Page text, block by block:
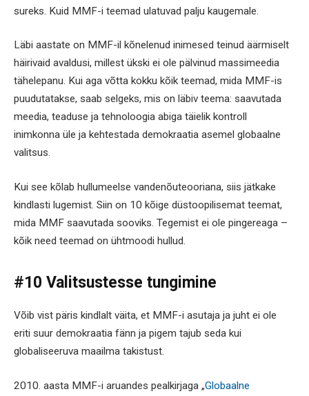
sureks. Kuid MMF-i teemad ulatuvad palju kaugemale.
Läbi aastate on MMF-il kõnelenud inimesed teinud äärmiselt
häirivaid avaldusi, millest ükski ei ole pälvinud massimeedia
tähelepanu. Kui aga võtta kokku kõik teemad, mida MMF-is
puudutatakse, saab selgeks, mis on läbiv teema: saavutada
meedia, teaduse ja tehnoloogia abiga täielik kontroll
inimkonna üle ja kehtestada demokraatia asemel globaalne
valitsus.
Kui see kõlab hullumeelse vandenõuteooriana, siis jätkake
kindlasti lugemist. Siin on 10 kõige düstoopilisemat teemat,
mida MMF saavutada sooviks. Tegemist ei ole pingereaga –
kõik need teemad on ühtmoodi hullud.
#10 Valitsustesse tungimine
Võib vist päris kindlalt väita, et MMF-i asutaja ja juht ei ole
eriti suur demokraatia fänn ja pigem tajub seda kui
globaliseeruva maailma takistust.
2010. aasta MMF-i aruandes pealkirjaga „Globaalne